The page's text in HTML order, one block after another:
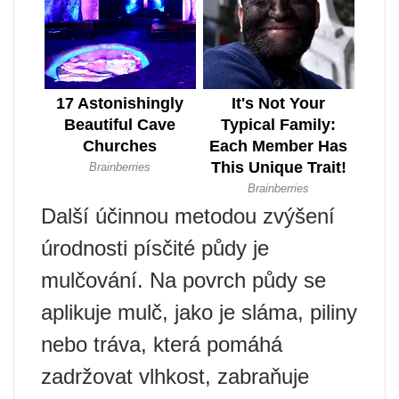
Další účinnou metodou zvýšení
úrodnosti písčité půdy je
mulčování. Na povrch půdy se
aplikuje mulč, jako je sláma, piliny
nebo tráva, která pomáhá
zadržovat vlhkost, zabraňuje